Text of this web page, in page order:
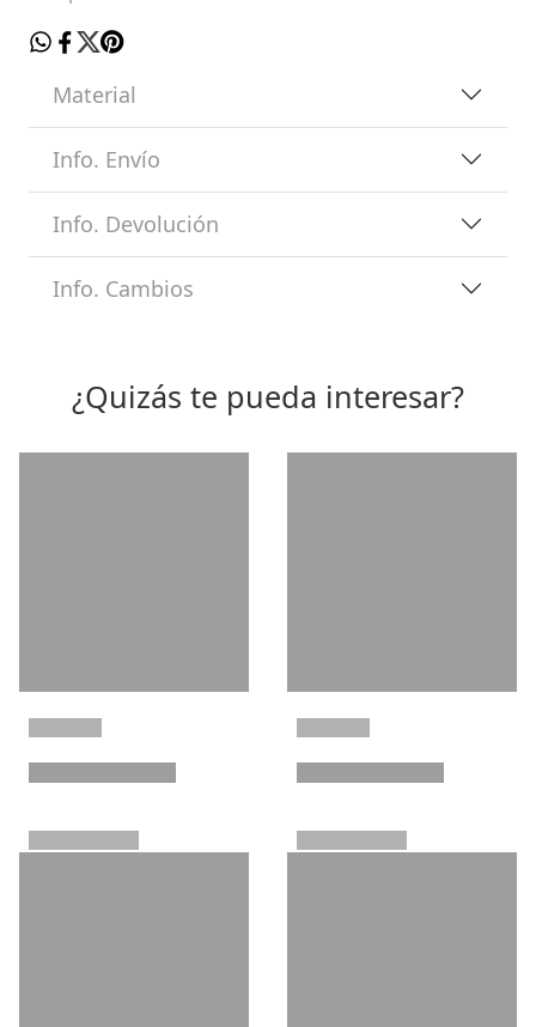
Material
Info. Envío
Info. Devolución
Info. Cambios
¿Quizás te pueda interesar?